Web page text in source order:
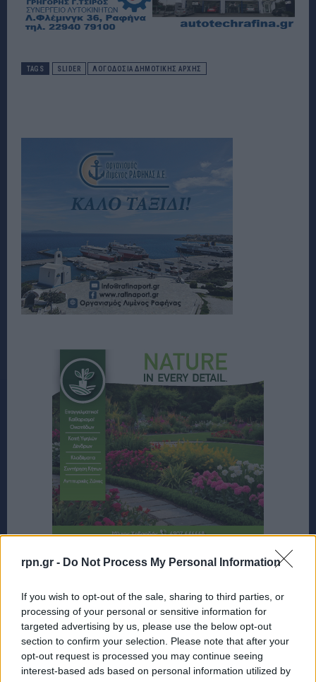
rpn.gr - Do Not Process My Personal Information
If you wish to opt-out of the sale, sharing to third parties, or
processing of your personal or sensitive information for
targeted advertising by us, please use the below opt-out
section to confirm your selection. Please note that after your
opt-out request is processed you may continue seeing
interest-based ads based on personal information utilized by
TAGS SLIDER ΛΟΓΟΔΟΣΙΑ ΔΗΜΟΤΙΚΗΣ ΑΡΧΗΣ